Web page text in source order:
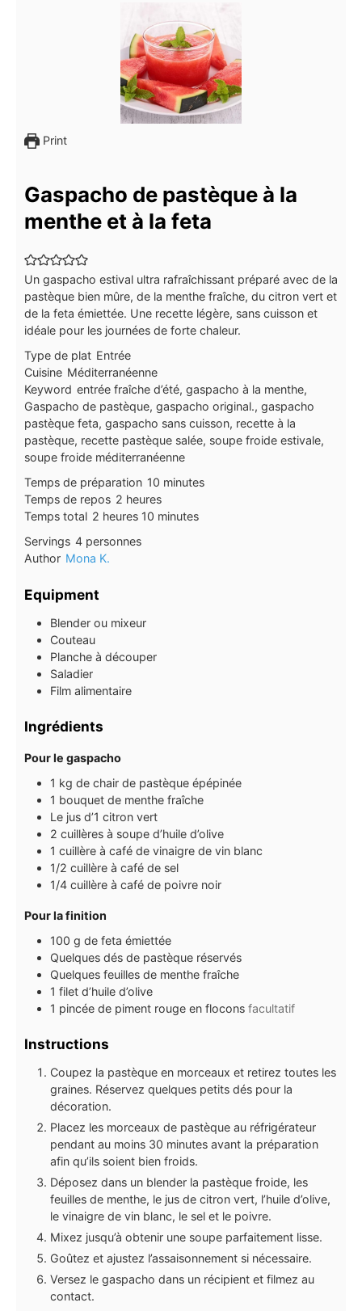
Print
Gaspacho de pastèque à la
menthe et à la feta
Un gaspacho estival ultra rafraîchissant préparé avec de la
pastèque bien mûre, de la menthe fraîche, du citron vert et
de la feta émiettée. Une recette légère, sans cuisson et
idéale pour les journées de forte chaleur.
Type de plat Entrée
Cuisine Méditerranéenne
Keyword entrée fraîche d’été, gaspacho à la menthe,
Gaspacho de pastèque, gaspacho original., gaspacho
pastèque feta, gaspacho sans cuisson, recette à la
pastèque, recette pastèque salée, soupe froide estivale,
soupe froide méditerranéenne
Temps de préparation 10minutes
minutes
Temps de repos 2heures
heures
Temps total 2heures
heures 10minutes
minutes
Servings 4 personnes
Author Mona K.
Equipment
Blender ou mixeur
Couteau
Planche à découper
Saladier
Film alimentaire
Ingrédients
Pour le gaspacho
1 kg de chair de pastèque épépinée
1 bouquet de menthe fraîche
Le jus d’1 citron vert
2 cuillères à soupe d’huile d’olive
1 cuillère à café de vinaigre de vin blanc
1/2 cuillère à café de sel
1/4 cuillère à café de poivre noir
Pour la finition
100 g de feta émiettée
Quelques dés de pastèque réservés
Quelques feuilles de menthe fraîche
1 filet d’huile d’olive
1 pincée de piment rouge en flocons facultatif
Instructions
Coupez la pastèque en morceaux et retirez toutes les
graines. Réservez quelques petits dés pour la
décoration.
Placez les morceaux de pastèque au réfrigérateur
pendant au moins 30 minutes avant la préparation
afin qu’ils soient bien froids.
Déposez dans un blender la pastèque froide, les
feuilles de menthe, le jus de citron vert, l’huile d’olive,
le vinaigre de vin blanc, le sel et le poivre.
Mixez jusqu’à obtenir une soupe parfaitement lisse.
Goûtez et ajustez l’assaisonnement si nécessaire.
Versez le gaspacho dans un récipient et filmez au
contact.